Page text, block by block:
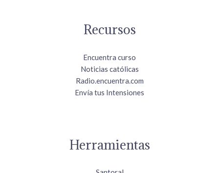
Recursos
Encuentra curso
Noticias católicas
Radio.encuentra.com
Envía tus Intensiones
Herramientas